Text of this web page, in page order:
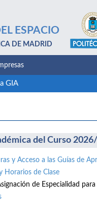
ESPACIO
DE MADRID
GIA
del Curso
y Acceso a las Guías de
Horarios de Clase
de Especialidad